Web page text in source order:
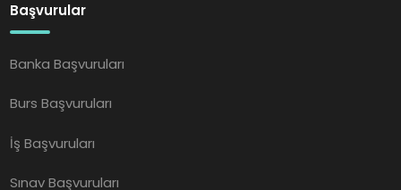
Başvurular
Banka Başvuruları
Burs Başvuruları
İş Başvuruları
Sınav Başvuruları